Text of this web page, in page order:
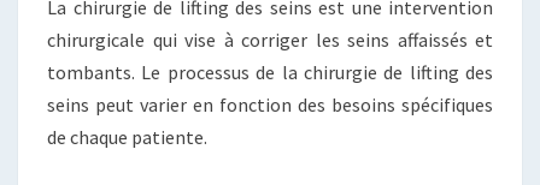
La chirurgie de lifting des seins est une intervention
chirurgicale qui vise à corriger les seins affaissés et
tombants. Le processus de la chirurgie de lifting des
seins peut varier en fonction des besoins spécifiques
de chaque patiente.